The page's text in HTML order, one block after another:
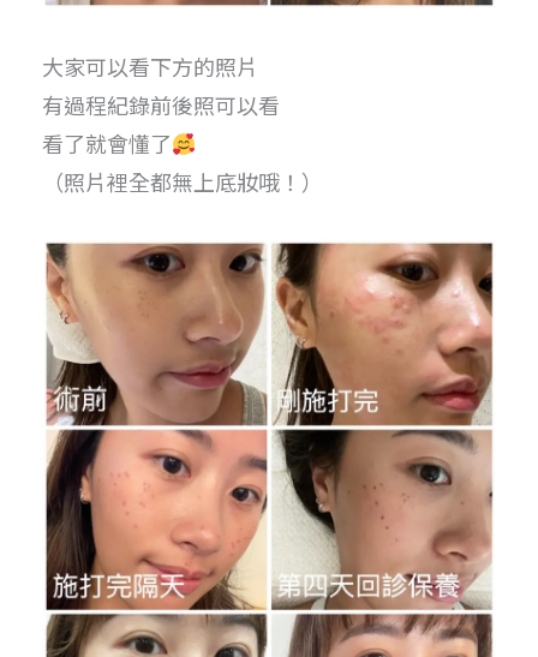
大家可以看下方的照片
有過程紀錄前後照可以看
看了就會懂了
（照片裡全都無上底妝哦！）